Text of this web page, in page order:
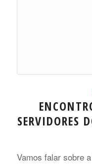
SERVIDORES
Vamos falar sobre